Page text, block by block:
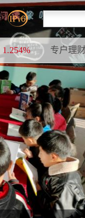
1.254% 专户理